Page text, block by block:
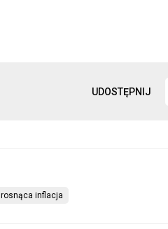
UDOSTĘPNIJ
rosnąca inflacja